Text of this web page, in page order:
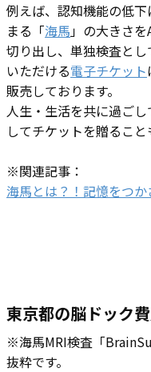
例えば、認知機能の低
まる「海馬」の大きさ
切り出し、単独検査と
いただける電子チケット
販売しております。
人生・生活を共に過ご
してチケットを贈ること
※関連記事：
海馬とは？！記憶をつ
東京都の脳ドック
※海馬MRI検査「
抜粋です。